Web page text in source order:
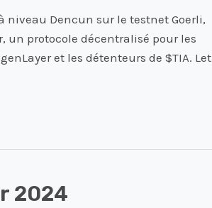
niveau Dencun sur le testnet Goerli,
un protocole décentralisé pour les
et les détenteurs de $TIA. Let
2024